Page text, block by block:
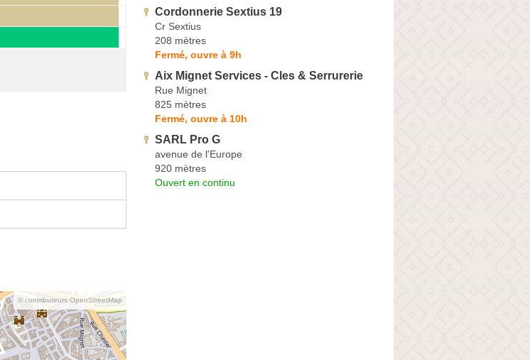
© contributeurs OpenStreetMap
Cordonnerie Sextius 19
Cr Sextius
208 mètres
Fermé, ouvre à 9h
Aix Mignet Services - Cles & Serrurerie
Rue Mignet
825 mètres
Fermé, ouvre à 10h
SARL Pro G
avenue de l'Europe
920 mètres
Ouvert en continu